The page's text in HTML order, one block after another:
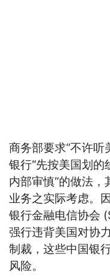
商务部要求“不许听
银行“先按美国划的
内部审慎”的做法
业务之实际考虑。
银行金融电信协会
强行违背美国对协
制裁，这些中国银
风险。